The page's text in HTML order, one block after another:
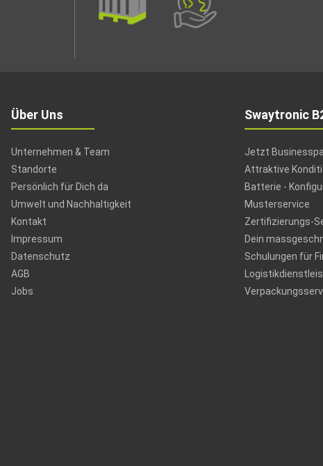
Über Uns
Unternehmen & Team
Standorte
Persönlich für Dich da
Umwelt und Nachhaltigkeit
Kontakt
Impressum
Datenschutz
AGB
Jobs
Swaytronic
Jetzt
Attraktive
Batterie -
Musterservice
Zertifizierungs-
Dein
Schulungen für